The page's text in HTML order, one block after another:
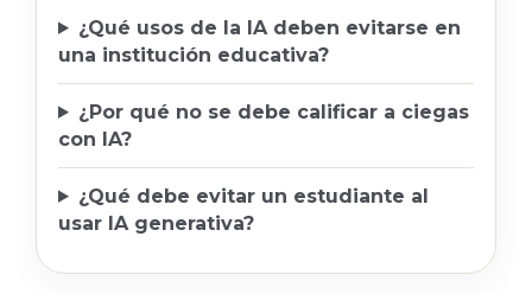
¿Qué usos de la IA deben evitarse en
una institución educativa?
¿Por qué no se debe calificar a ciegas
con IA?
¿Qué debe evitar un estudiante al
usar IA generativa?